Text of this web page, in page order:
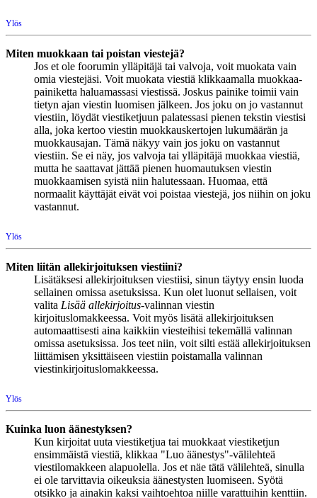
Ylös
Miten muokkaan tai poistan viestejä?
Jos et ole foorumin ylläpitäjä tai valvoja, voit muokata vain
omia viestejäsi. Voit muokata viestiä klikkaamalla muokkaa-
painiketta haluamassasi viestissä. Joskus painike toimii vain
tietyn ajan viestin luomisen jälkeen. Jos joku on jo vastannut
viestiin, löydät viestiketjuun palatessasi pienen tekstin viestisi
alla, joka kertoo viestin muokkauskertojen lukumäärän ja
muokkausajan. Tämä näkyy vain jos joku on vastannut
viestiin. Se ei näy, jos valvoja tai ylläpitäjä muokkaa viestiä,
mutta he saattavat jättää pienen huomautuksen viestin
muokkaamisen syistä niin halutessaan. Huomaa, että
normaalit käyttäjät eivät voi poistaa viestejä, jos niihin on joku
vastannut.
Ylös
Miten liitän allekirjoituksen viestiini?
Lisätäksesi allekirjoituksen viestiisi, sinun täytyy ensin luoda
sellainen omissa asetuksissa. Kun olet luonut sellaisen, voit
valita Lisää allekirjoitus-valinnan viestin
kirjoituslomakkeessa. Voit myös lisätä allekirjoituksen
automaattisesti aina kaikkiin viesteihisi tekemällä valinnan
omissa asetuksissa. Jos teet niin, voit silti estää allekirjoituksen
liittämisen yksittäiseen viestiin poistamalla valinnan
viestinkirjoituslomakkeessa.
Ylös
Kuinka luon äänestyksen?
Kun kirjoitat uuta viestiketjua tai muokkaat viestiketjun
ensimmäistä viestiä, klikkaa "Luo äänestys"-välilehteä
viestilomakkeen alapuolella. Jos et näe tätä välilehteä, sinulla
ei ole tarvittavia oikeuksia äänestysten luomiseen. Syötä
otsikko ja ainakin kaksi vaihtoehtoa niille varattuihin kenttiin.